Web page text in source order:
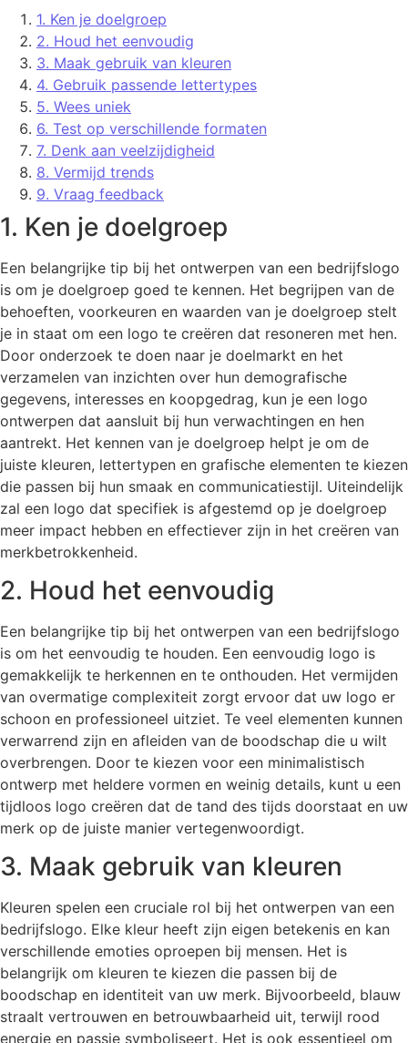
1. Ken je doelgroep
2. Houd het eenvoudig
3. Maak gebruik van kleuren
4. Gebruik passende lettertypes
5. Wees uniek
6. Test op verschillende formaten
7. Denk aan veelzijdigheid
8. Vermijd trends
9. Vraag feedback
1. Ken je doelgroep
Een belangrijke tip bij het ontwerpen van een bedrijfslogo
is om je doelgroep goed te kennen. Het begrijpen van de
behoeften, voorkeuren en waarden van je doelgroep stelt
je in staat om een logo te creëren dat resoneren met hen.
Door onderzoek te doen naar je doelmarkt en het
verzamelen van inzichten over hun demografische
gegevens, interesses en koopgedrag, kun je een logo
ontwerpen dat aansluit bij hun verwachtingen en hen
aantrekt. Het kennen van je doelgroep helpt je om de
juiste kleuren, lettertypen en grafische elementen te kiezen
die passen bij hun smaak en communicatiestijl. Uiteindelijk
zal een logo dat specifiek is afgestemd op je doelgroep
meer impact hebben en effectiever zijn in het creëren van
merkbetrokkenheid.
2. Houd het eenvoudig
Een belangrijke tip bij het ontwerpen van een bedrijfslogo
is om het eenvoudig te houden. Een eenvoudig logo is
gemakkelijk te herkennen en te onthouden. Het vermijden
van overmatige complexiteit zorgt ervoor dat uw logo er
schoon en professioneel uitziet. Te veel elementen kunnen
verwarrend zijn en afleiden van de boodschap die u wilt
overbrengen. Door te kiezen voor een minimalistisch
ontwerp met heldere vormen en weinig details, kunt u een
tijdloos logo creëren dat de tand des tijds doorstaat en uw
merk op de juiste manier vertegenwoordigt.
3. Maak gebruik van kleuren
Kleuren spelen een cruciale rol bij het ontwerpen van een
bedrijfslogo. Elke kleur heeft zijn eigen betekenis en kan
verschillende emoties oproepen bij mensen. Het is
belangrijk om kleuren te kiezen die passen bij de
boodschap en identiteit van uw merk. Bijvoorbeeld, blauw
straalt vertrouwen en betrouwbaarheid uit, terwijl rood
energie en passie symboliseert. Het is ook essentieel om